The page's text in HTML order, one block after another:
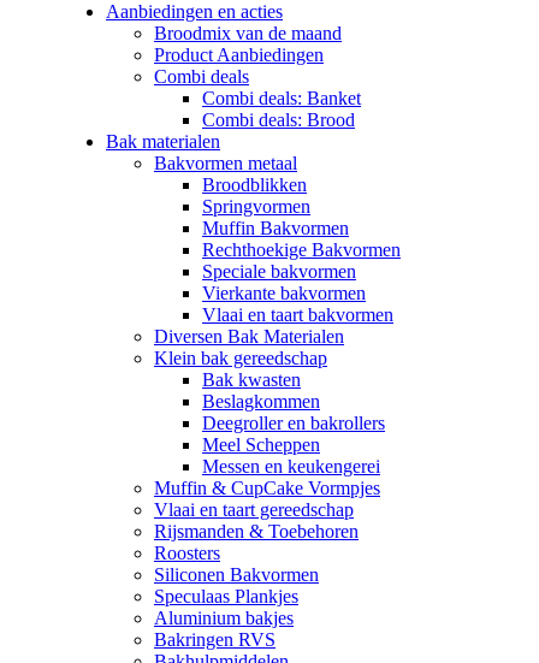
Aanbiedingen en acties
Broodmix van de maand
Product Aanbiedingen
Combi deals
Combi deals: Banket
Combi deals: Brood
Bak materialen
Bakvormen metaal
Broodblikken
Springvormen
Muffin Bakvormen
Rechthoekige Bakvormen
Speciale bakvormen
Vierkante bakvormen
Vlaai en taart bakvormen
Diversen Bak Materialen
Klein bak gereedschap
Bak kwasten
Beslagkommen
Deegroller en bakrollers
Meel Scheppen
Messen en keukengerei
Muffin & CupCake Vormpjes
Vlaai en taart gereedschap
Rijsmanden & Toebehoren
Roosters
Siliconen Bakvormen
Speculaas Plankjes
Aluminium bakjes
Bakringen RVS